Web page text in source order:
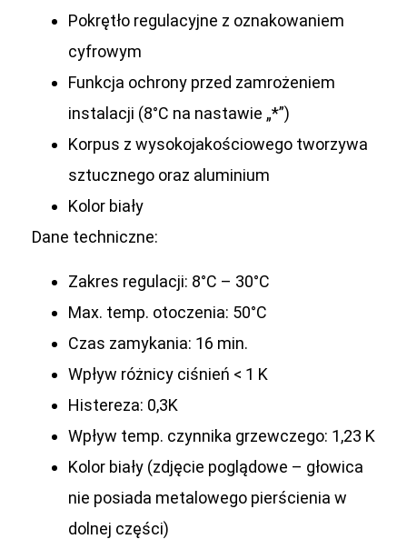
Pokrętło regulacyjne z oznakowaniem
cyfrowym
Funkcja ochrony przed zamrożeniem
instalacji (8°C na nastawie „*”)
Korpus z wysokojakościowego tworzywa
sztucznego oraz aluminium
Kolor biały
Dane techniczne:
Zakres regulacji: 8°C – 30°C
Max. temp. otoczenia: 50°C
Czas zamykania: 16 min.
Wpływ różnicy ciśnień < 1 K
Histereza: 0,3K
Wpływ temp. czynnika grzewczego: 1,23 K
Kolor biały (zdjęcie poglądowe – głowica
nie posiada metalowego pierścienia w
dolnej części)